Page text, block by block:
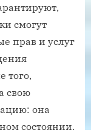
смогут
прав и услуг
того,
свою
она
состоянии.